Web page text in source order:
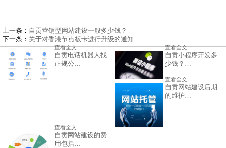
上一条： 自贡营销型网站建设一般多少钱？
下一条： 关于对香港节点板卡进行升级的通知
自贡电话机器人找
正规公…
查看全文
自贡小程序开发多
少钱？…
查看全文
自贡网站建设后期
的维护…
查看全文
自贡网站建设的费
用包括…
查看全文